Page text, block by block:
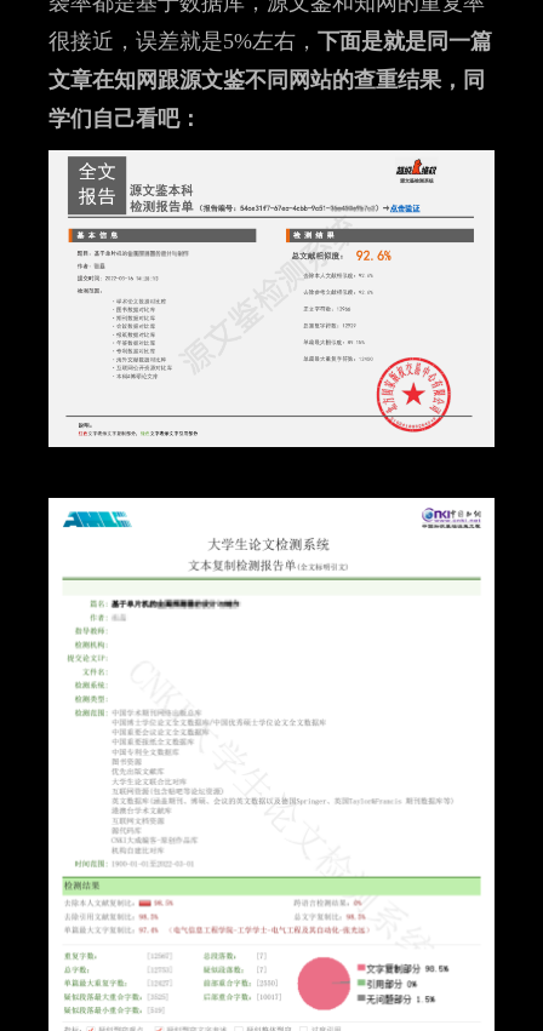
很接近，误差就是5%左右， 下面是就是同一篇
文章在知网跟源文鉴不同网站的查重结果，同
学们自己看吧：